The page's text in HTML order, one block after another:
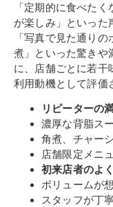
「定期的に食べた
が楽しみ」といった
「写真で見た通り
煮」といった驚きや
に、店舗ごとに若干
利用動機として評価
リピーターの
濃厚な背脂ス
角煮、チャー
店舗限定メニ
初来店者のよ
ボリュームが
スタッフが丁